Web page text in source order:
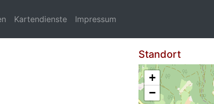
Kartendienste Impressum
Standort
+
−